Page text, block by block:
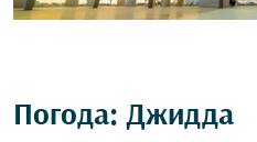
Погода: Джидда